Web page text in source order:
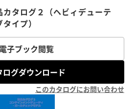
タログ２（ヘビィデューテ
イプ）
電子ブック閲覧
ログダウンロード
このカタログにお問い合わせ